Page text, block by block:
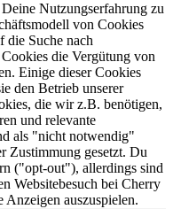
Nutzungserfahrung zu
von Cookies
die Suche nach
die Vergütung von
Einige dieser Cookies
den Betrieb unserer
die wir z.B. benötigen,
und relevante
als "nicht notwendig"
Zustimmung gesetzt. Du
("opt-out"), allerdings sind
Websitebesuch bei Cherry
Anzeigen auszuspielen.